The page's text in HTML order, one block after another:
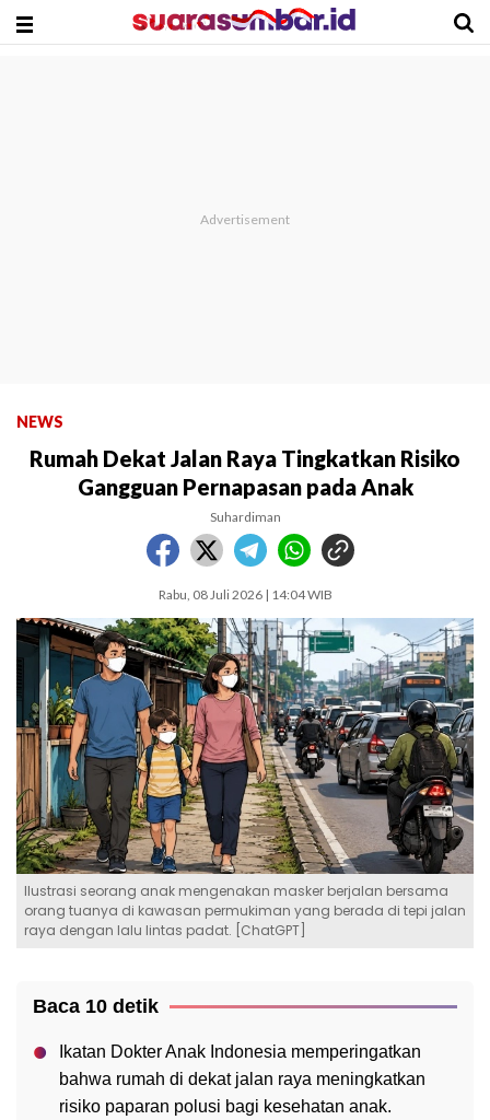
NEWS
Rumah Dekat Jalan Raya Tingkatkan Risiko
Gangguan Pernapasan pada Anak
Suhardiman
Rabu, 08 Juli 2026 | 14:04 WIB
Ilustrasi seorang anak mengenakan masker berjalan bersama
orang tuanya di kawasan permukiman yang berada di tepi jalan
raya dengan lalu lintas padat. [ChatGPT]
Baca 10 detik
Ikatan Dokter Anak Indonesia memperingatkan
bahwa rumah di dekat jalan raya meningkatkan
risiko paparan polusi bagi kesehatan anak.